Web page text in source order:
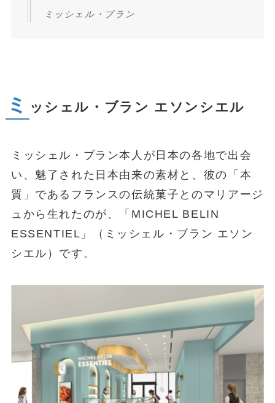
ミッシェル・ブラン
ミ ッシェル・ブラン エソンシエル
ミッシェル・ブラン本人が日本の各地で出会
い、魅了された日本由来の素材と、彼の「本
質」であるフランスの伝統菓子とのマリアージ
ュから生れたのが、「MICHEL BELIN
ESSENTIEL」（ミッシェル・ブラン エソン
シエル）です。